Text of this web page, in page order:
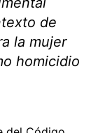
de
la mujer
homicidio